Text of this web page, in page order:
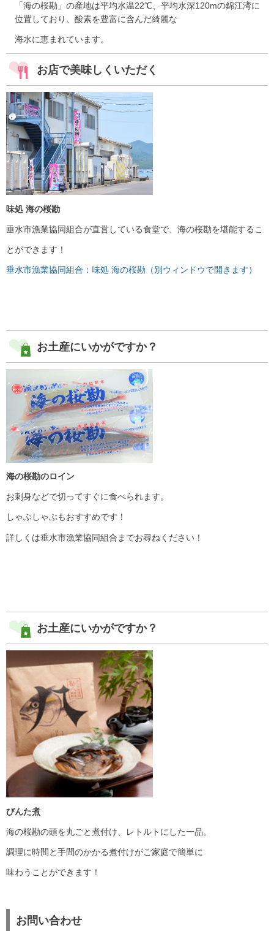
「海の桜勘」の産地は平均水温22℃、平均水深120mの錦江湾に
位置しており、酸素を豊富に含んだ綺麗な
海水に恵まれています。
お店で美味しくいただく
味処 海の桜勘
垂水市漁業協同組合が直営している食堂で、海の桜勘を堪能するこ
とができます！
垂水市漁業協同組合：味処 海の桜勘（別ウィンドウで開きます）
お土産にいかがですか？
海の桜勘のロイン
お刺身などで切ってすぐに食べられます。
しゃぶしゃぶもおすすめです！
詳しくは垂水市漁業協同組合までお尋ねください！
お土産にいかがですか？
びんた煮
海の桜勘の頭を丸ごと煮付け、レトルトにした一品。
調理に時間と手間のかかる煮付けがご家庭で簡単に
味わうことができます！
お問い合わせ